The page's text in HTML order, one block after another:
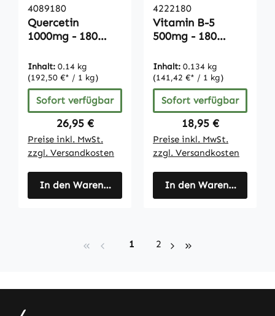
4089180
Quercetin
1000mg - 180
Vitamintrend
Inhalt: 0.14 kg
(192,50 €* / 1 kg)
Sofort verfügbar
Regulärer Preis:
26,95 €
Preise inkl. MwSt.
zzgl. Versandkosten
In den Warenkorb
4222180
Vitamin B-5
500mg - 180
schluckfreundlich -
über 100%
Bedarfsabdeckun
g | Vitamintrend
Inhalt: 0.134 kg
(141,42 €* / 1 kg)
Sofort verfügbar
Regulärer Preis:
18,95 €
Preise inkl. MwSt.
zzgl. Versandkosten
In den Warenkorb
Seite
1 Seite
2